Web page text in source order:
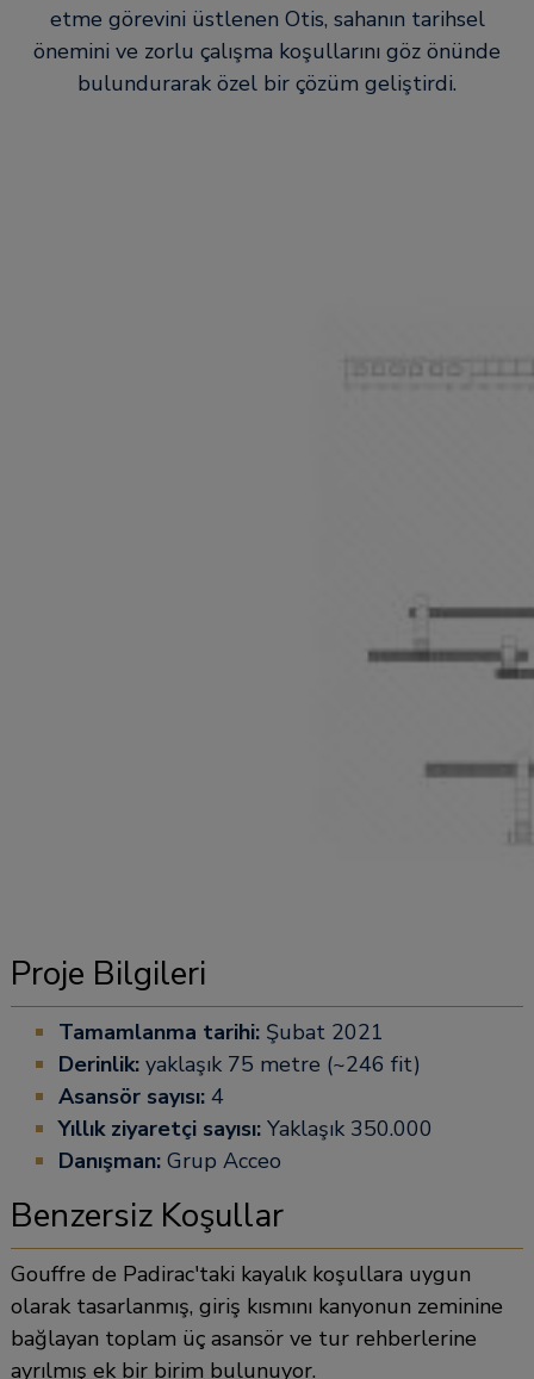
etme görevini üstlenen Otis, sahanın tarihsel
önemini ve zorlu çalışma koşullarını göz önünde
bulundurarak özel bir çözüm geliştirdi.
Proje Bilgileri
Tamamlanma tarihi:Şubat 2021
Derinlik:yaklaşık 75 metre (~246 fit)
Asansör sayısı:4
Yıllık ziyaretçi sayısı:Yaklaşık 350.000
Danışman:Grup Acceo
Benzersiz Koşullar
Gouffre de Padirac'taki kayalık koşullara uygun
olarak tasarlanmış, giriş kısmını kanyonun zeminine
bağlayan toplam üç asansör ve tur rehberlerine
ayrılmış ek bir birim bulunuyor.